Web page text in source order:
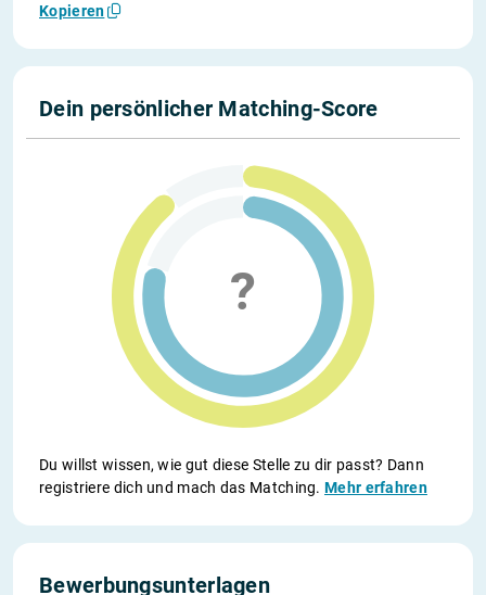
Kopieren
Dein persönlicher Matching-Score
Du willst wissen, wie gut diese Stelle zu dir passt? Dann
registriere dich und mach das Matching.Mehr erfahren
Bewerbungsunterlagen